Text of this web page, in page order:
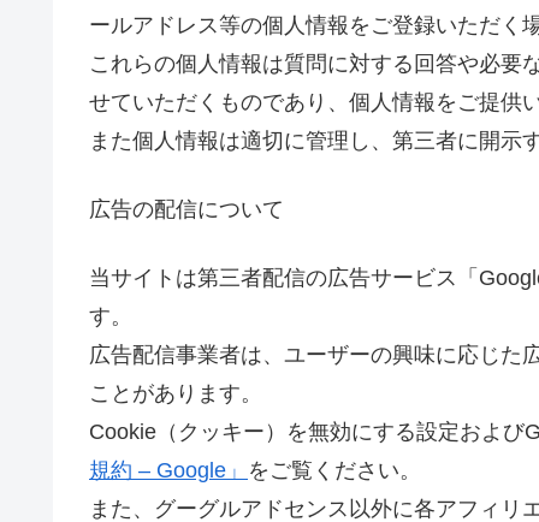
ールアドレス等の個人情報をご登録いただく
これらの個人情報は質問に対する回答や必要
せていただくものであり、個人情報をご提供
また個人情報は適切に管理し、第三者に開示
広告の配信について
当サイトは第三者配信の広告サービス「
す。
広告配信事業者は、ユーザーの興味に応じた
ことがあります。
Cookie（クッキー）を無効にする設定および
規約 – Google」 をご覧ください。
また、グーグルアドセンス以外に各アフィリ